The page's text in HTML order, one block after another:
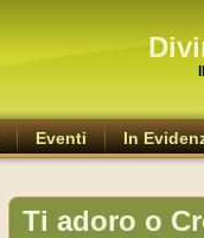
Eventi In
Ti adoro o